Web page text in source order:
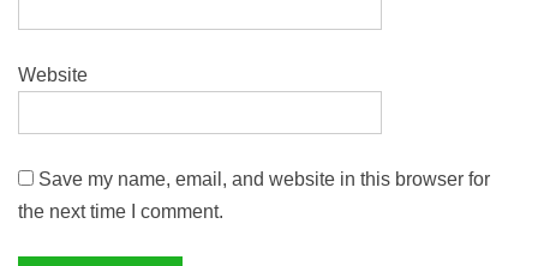
Website
Save my name, email, and website in this browser for
the next time I comment.